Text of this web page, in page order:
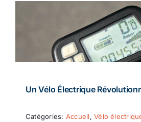
Un Vélo Électrique
Catégories: Accueil,Vélo